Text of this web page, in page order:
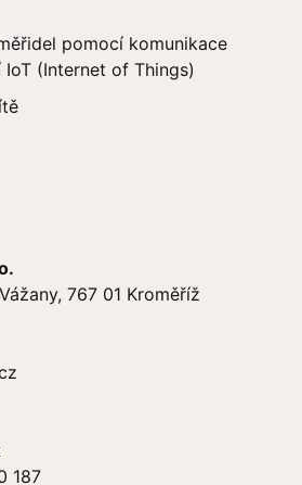
pomocí komunikace
IoT (Internet of Things)
767 01 Kroměříž
187